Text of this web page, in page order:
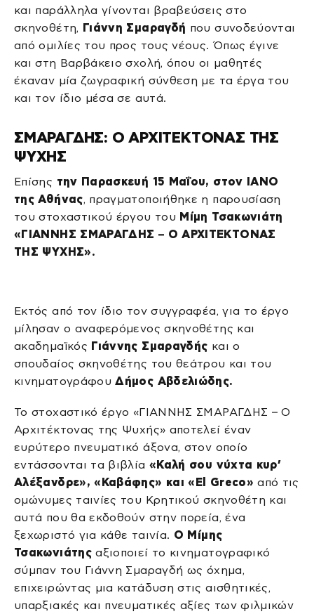
και παράλληλα γίνονται βραβεύσεις στο
σκηνοθέτη, Γιάννη Σμαραγδή που συνοδεύονται
από ομιλίες του προς τους νέους. Όπως έγινε
και στη Βαρβάκειο σχολή, όπου οι μαθητές
έκαναν μία ζωγραφική σύνθεση με τα έργα του
και τον ίδιο μέσα σε αυτά.
ΣΜΑΡΑΓΔΗΣ: Ο ΑΡΧΙΤΕΚΤΟΝΑΣ ΤΗΣ
ΨΥΧΗΣ
Επίσης την Παρασκευή 15 Μαΐου, στον ΙΑΝΟ
της Αθήνας, πραγματοποιήθηκε η παρουσίαση
του στοχαστικού έργου του Μίμη Τσακωνιάτη
«ΓΙΑΝΝΗΣ ΣΜΑΡΑΓΔΗΣ – Ο ΑΡΧΙΤΕΚΤΟΝΑΣ
ΤΗΣ ΨΥΧΗΣ».
Εκτός από τον ίδιο τον συγγραφέα, για το έργο
μίλησαν ο αναφερόμενος σκηνοθέτης και
ακαδημαϊκός Γιάννης Σμαραγδής και ο
σπουδαίος σκηνοθέτης του θεάτρου και του
κινηματογράφου Δήμος Αβδελιώδης.
Το στοχαστικό έργο «ΓΙΑΝΝΗΣ ΣΜΑΡΑΓΔΗΣ – Ο
Αρχιτέκτονας της Ψυχής» αποτελεί έναν
ευρύτερο πνευματικό άξονα, στον οποίο
εντάσσονται τα βιβλία «Καλή σου νύχτα κυρ’
Αλέξανδρε», «Καβάφης» και «El Greco»από τις
ομώνυμες ταινίες του Κρητικού σκηνοθέτη και
αυτά που θα εκδοθούν στην πορεία, ένα
ξεχωριστό για κάθε ταινία. Ο Μίμης
Τσακωνιάτηςαξιοποιεί το κινηματογραφικό
σύμπαν του Γιάννη Σμαραγδή ως όχημα,
επιχειρώντας μια κατάδυση στις αισθητικές,
υπαρξιακές και πνευματικές αξίες των φιλμικών